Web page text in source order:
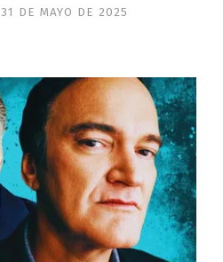
31 DE MAYO DE 2025